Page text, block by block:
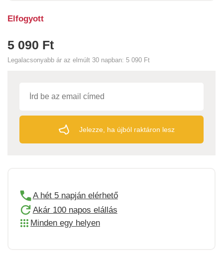
5 090 Ft
Legalacsonyabb ár az elmúlt 30 napban: 5 090 Ft
Elfogyott
Jelezze, ha újból raktáron lesz
A hét 5 napján elérhető
Akár 100 napos elállás
Minden egy helyen